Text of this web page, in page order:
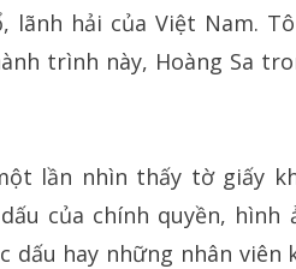
lãnh hải của Việt Nam.
trình này, Hoàng Sa
lần nhìn thấy tờ giấy
của chính quyền,
dấu hay những nhân